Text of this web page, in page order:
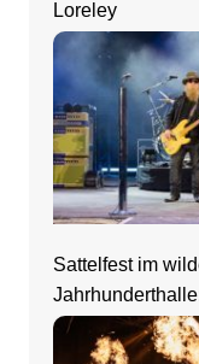
Loreley
Sattelfest im
Frankfurt